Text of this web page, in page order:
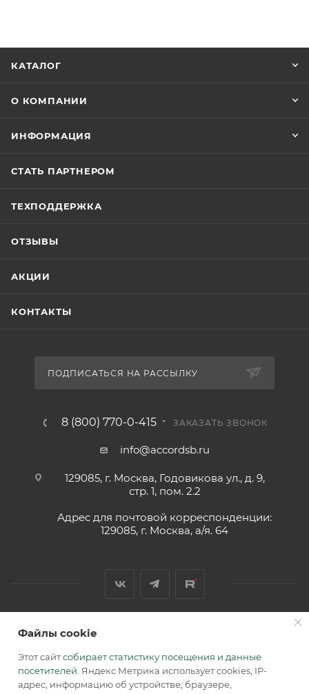
КАТАЛОГ
О КОМПАНИИ
ИНФОРМАЦИЯ
СТАТЬ ПАРТНЕРОМ
ТЕХПОДДЕРЖКА
ОТЗЫВЫ
АКЦИИ
КОНТАКТЫ
ПОДПИСАТЬСЯ НА РАССЫЛКУ
8 (800) 770-0-415 ЗАКАЗАТЬ ЗВОНОК
info@accordsb.ru
129085, г. Москва, Годовикова ул., д. 9,
стр. 1, пом. 2.2
Адрес для почтовой корреспонденции:
129085, г. Москва, а/я. 64
2026 © Обращаем Ваше внимание на то, что вся
информация, размещенная на сайте, носит
информационный характер и не является публичной
офертой, определяемой положениями Статьи 437 (2) ГК РФ.
Файлы cookie
Этот сайтсобирает статистику посещения и данные
посетителей . Яндекс Метрика использует cookies, IP-
адрес, информацию об устройстве, браузере,